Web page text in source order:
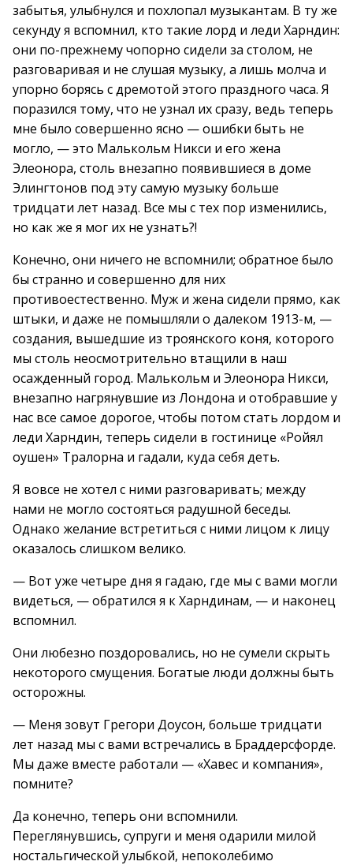
забытья, улыбнулся и похлопал музыкантам. В ту же
секунду я вспомнил, кто такие лорд и леди Харндин:
они по-прежнему чопорно сидели за столом, не
разговаривая и не слушая музыку, а лишь молча и
упорно борясь с дремотой этого праздного часа. Я
поразился тому, что не узнал их сразу, ведь теперь
мне было совершенно ясно — ошибки быть не
могло, — это Малькольм Никси и его жена
Элеонора, столь внезапно появившиеся в доме
Элингтонов под эту самую музыку больше
тридцати лет назад. Все мы с тех пор изменились,
но как же я мог их не узнать?!
Конечно, они ничего не вспомнили; обратное было
бы странно и совершенно для них
противоестественно. Муж и жена сидели прямо, как
штыки, и даже не помышляли о далеком 1913-м, —
создания, вышедшие из троянского коня, которого
мы столь неосмотрительно втащили в наш
осажденный город. Малькольм и Элеонора Никси,
внезапно нагрянувшие из Лондона и отобравшие у
нас все самое дорогое, чтобы потом стать лордом и
леди Харндин, теперь сидели в гостинице «Ройял
оушен» Тралорна и гадали, куда себя деть.
Я вовсе не хотел с ними разговаривать; между
нами не могло состояться радушной беседы.
Однако желание встретиться с ними лицом к лицу
оказалось слишком велико.
— Вот уже четыре дня я гадаю, где мы с вами могли
видеться, — обратился я к Харндинам, — и наконец
вспомнил.
Они любезно поздоровались, но не сумели скрыть
некоторого смущения. Богатые люди должны быть
осторожны.
— Меня зовут Грегори Доусон, больше тридцати
лет назад мы с вами встречались в Браддерсфорде.
Мы даже вместе работали — «Хавес и компания»,
помните?
Да конечно, теперь они вспомнили.
Переглянувшись, супруги и меня одарили милой
ностальгической улыбкой, непоколебимо